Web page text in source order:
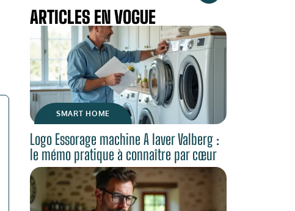
ARTICLES EN VOGUE
SMART HOME
Logo Essorage machine A laver Valberg :
le mémo pratique à connaître par cœur